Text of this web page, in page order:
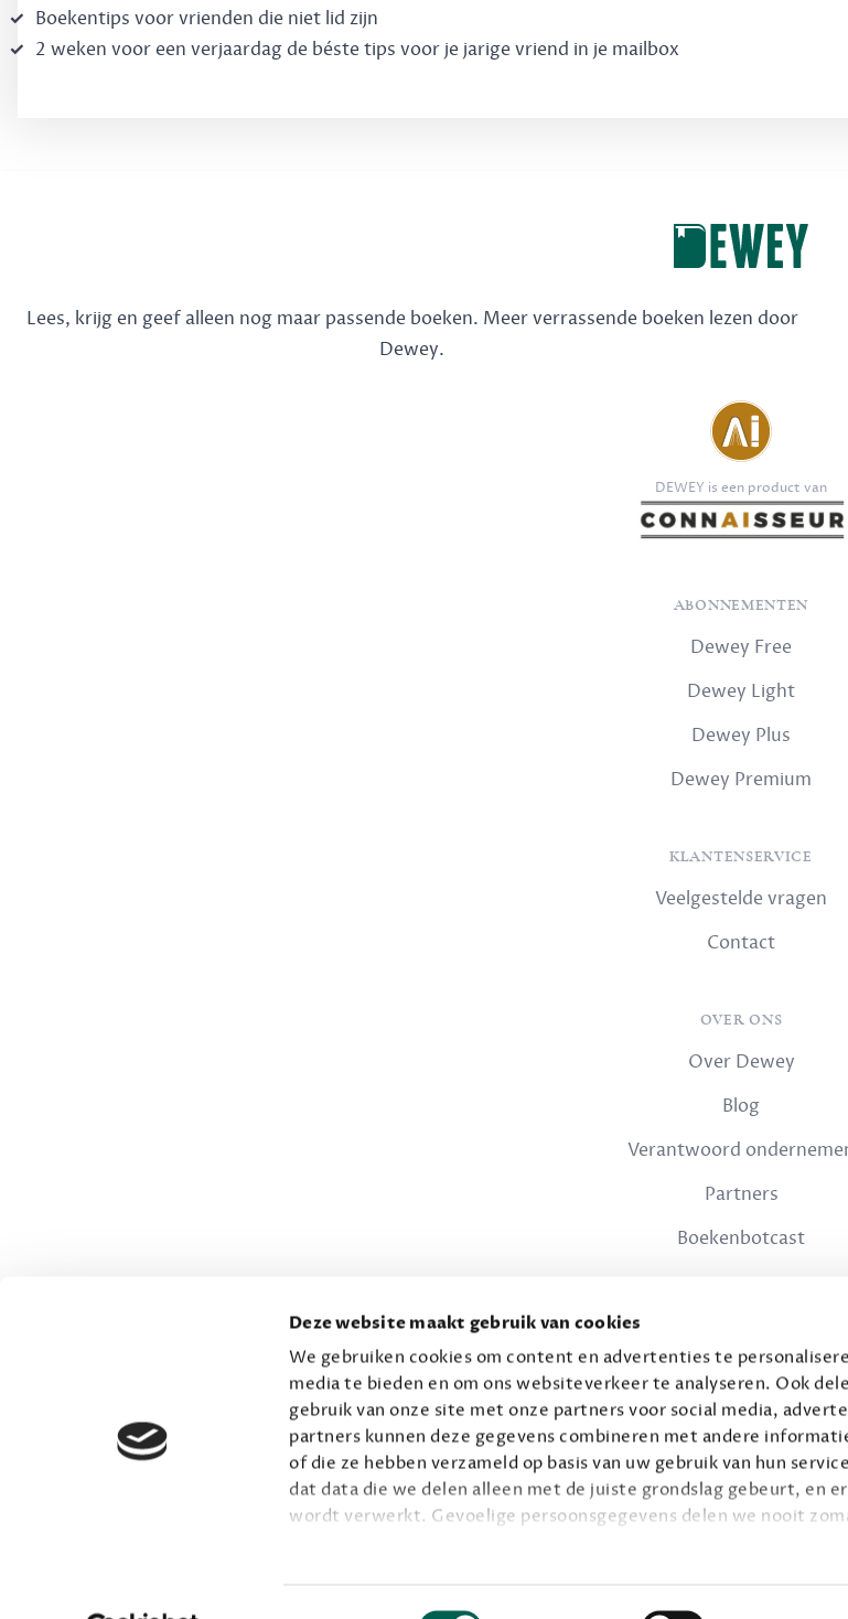
Deze website maakt gebruik van cookies
We gebruiken cookies om content en advertenties te
media te bieden en om ons websiteverkeer te analyseren. Ook
gebruik van onze site met onze partners voor social media,
partners kunnen deze gegevens combineren met andere
of die ze hebben verzameld op basis van uw gebruik van hun
dat data die we delen alleen met de juiste grondslag gebeurt, en
wordt verwerkt. Gevoelige persoonsgegevens delen we nooit
Toestemmingsselectie
Boekentips voor vrienden die niet lid zijn
2 weken voor een verjaardag de béste tips voor je jarige vriend in je mailbox
Lees, krijg en geef alleen nog maar passende boeken. Meer verrassende boeken lezen door
Dewey.
DEWEY is een product van
ABONNEMENTEN
Dewey Free
Dewey Light
Dewey Plus
Dewey Premium
KLANTENSERVICE
Veelgestelde vragen
Contact
OVER ONS
Over Dewey
Blog
Verantwoord
Partners
Boekenbotcast
Privacy
Voorwaarden
© 2026 Connaisseur B.V.